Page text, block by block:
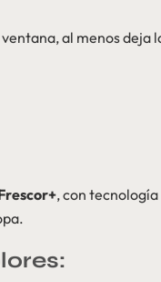
ventana, al menos deja
, con